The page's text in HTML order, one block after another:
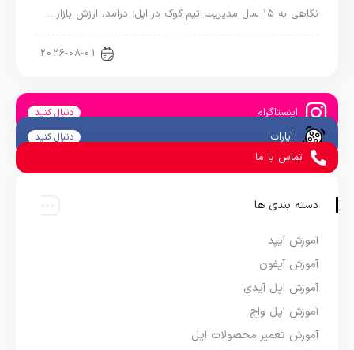
نگاهی به ۱۵ سال مدیریت تیم کوک در اپل؛ درآمد، ارزش بازار…
2026-08-01
اینستاگرام دنبال کنید
آپارات دنبال کنید
تماس با ما
دسته بندی ها
آموزش آیپد
آموزش آیفون
آموزش اپل آیدی
آموزش اپل واچ
آموزش تعمیر محصولات اپل